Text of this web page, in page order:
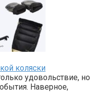
коляски
удовольствие, но
Наверное,